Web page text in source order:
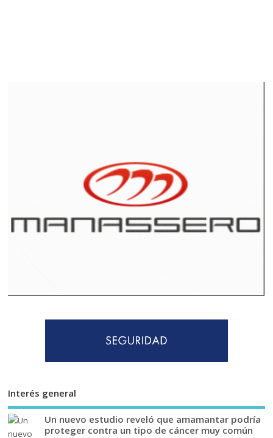
Interés general
Un nuevo estudio reveló que amamantar podría
proteger contra un tipo de cáncer muy común